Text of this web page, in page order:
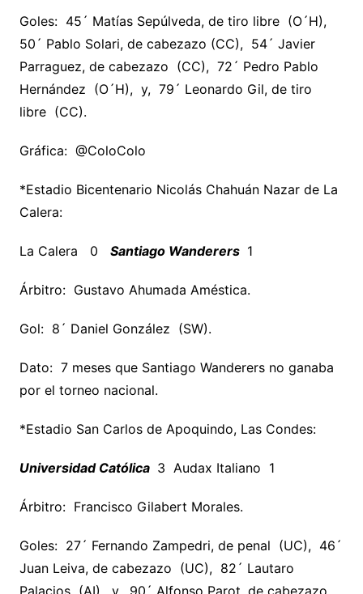
Goles: 45´ Matías Sepúlveda, de tiro libre (O´H),
50´ Pablo Solari, de cabezazo (CC), 54´ Javier
Parraguez, de cabezazo (CC), 72´ Pedro Pablo
Hernández (O´H), y, 79´ Leonardo Gil, de tiro
libre (CC).
Gráfica: @ColoColo
*Estadio Bicentenario Nicolás Chahuán Nazar de La
Calera:
La Calera 0 Santiago Wanderers 1
Árbitro: Gustavo Ahumada Améstica.
Gol: 8´ Daniel González (SW).
Dato: 7 meses que Santiago Wanderers no ganaba
por el torneo nacional.
*Estadio San Carlos de Apoquindo, Las Condes:
Universidad Católica 3 Audax Italiano 1
Árbitro: Francisco Gilabert Morales.
Goles: 27´ Fernando Zampedri, de penal (UC), 46´
Juan Leiva, de cabezazo (UC), 82´ Lautaro